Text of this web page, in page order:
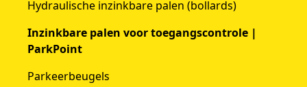
Hydraulische inzinkbare palen (bollards)
Inzinkbare palen voor toegangscontrole |
ParkPoint
Parkeerbeugels